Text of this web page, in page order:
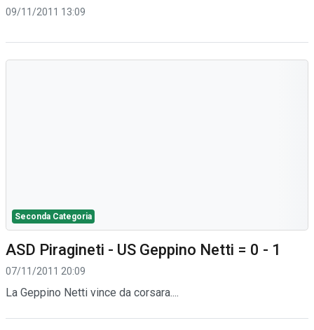
09/11/2011 13:09
Seconda Categoria
ASD Piragineti - US Geppino Netti = 0 - 1
07/11/2011 20:09
La Geppino Netti vince da corsara....